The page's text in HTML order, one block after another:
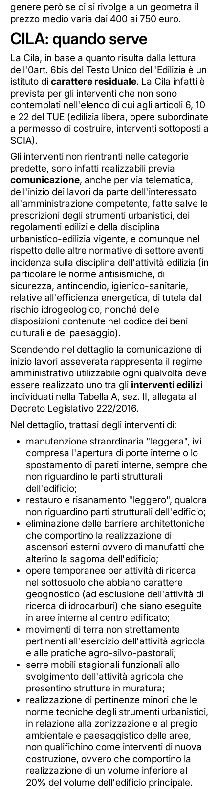
genere però se ci si rivolge a un geometra il
prezzo medio varia dai 400 ai 750 euro.
CILA: quando serve
La Cila, in base a quanto risulta dalla lettura
dell'0art. 6bis del Testo Unico dell'Edilizia è un
istituto di carattere residuale. La Cila infatti è
prevista per gli interventi che non sono
contemplati nell'elenco di cui agli articoli 6, 10
e 22 del TUE (edilizia libera, opere subordinate
a permesso di costruire, interventi sottoposti a
SCIA).
Gli interventi non rientranti nelle categorie
predette, sono infatti realizzabili previa
comunicazione, anche per via telematica,
dell'inizio dei lavori da parte dell'interessato
all'amministrazione competente, fatte salve le
prescrizioni degli strumenti urbanistici, dei
regolamenti edilizi e della disciplina
urbanistico-edilizia vigente, e comunque nel
rispetto delle altre normative di settore aventi
incidenza sulla disciplina dell'attività edilizia (in
particolare le norme antisismiche, di
sicurezza, antincendio, igienico-sanitarie,
relative all'efficienza energetica, di tutela dal
rischio idrogeologico, nonché delle
disposizioni contenute nel codice dei beni
culturali e del paesaggio).
Scendendo nel dettaglio la comunicazione di
inizio lavori asseverata rappresenta il regime
amministrativo utilizzabile ogni qualvolta deve
essere realizzato uno tra gli interventi edilizi
individuati nella Tabella A, sez. II, allegata al
Decreto Legislativo 222/2016.
Nel dettaglio, trattasi degli interventi di:
manutenzione straordinaria "leggera", ivi
compresa l'apertura di porte interne o lo
spostamento di pareti interne, sempre che
non riguardino le parti strutturali
dell'edificio;
restauro e risanamento "leggero", qualora
non riguardino parti strutturali dell'edificio;
eliminazione delle barriere architettoniche
che comportino la realizzazione di
ascensori esterni ovvero di manufatti che
alterino la sagoma dell'edificio;
opere temporanee per attività di ricerca
nel sottosuolo che abbiano carattere
geognostico (ad esclusione dell'attività di
ricerca di idrocarburi) che siano eseguite
in aree interne al centro edificato;
movimenti di terra non strettamente
pertinenti all'esercizio dell'attività agricola
e alle pratiche agro-silvo-pastorali;
serre mobili stagionali funzionali allo
svolgimento dell'attività agricola che
presentino strutture in muratura;
realizzazione di pertinenze minori che le
norme tecniche degli strumenti urbanistici,
in relazione alla zonizzazione e al pregio
ambientale e paesaggistico delle aree,
non qualifichino come interventi di nuova
costruzione, ovvero che comportino la
realizzazione di un volume inferiore al
20% del volume dell'edificio principale.